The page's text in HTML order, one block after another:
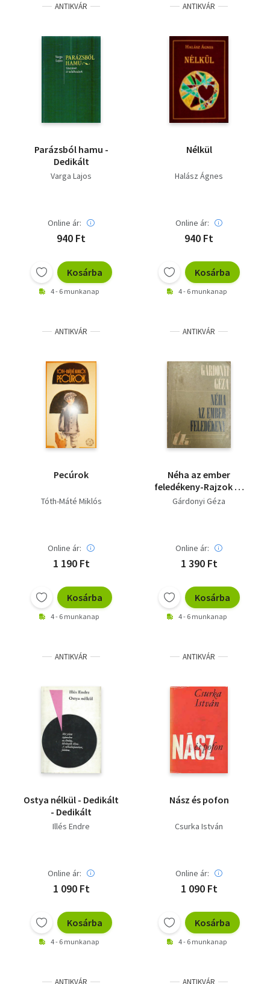
ANTIKVÁR
Parázsból hamu -
Dedikált
Varga Lajos
Online ár:
940 Ft
Kosárba
4 - 6 munkanap
ANTIKVÁR
Nélkül
Halász Ágnes
Online ár:
940 Ft
Kosárba
4 - 6 munkanap
ANTIKVÁR
Pecúrok
Tóth-Máté Miklós
Online ár:
1 190 Ft
Kosárba
4 - 6 munkanap
ANTIKVÁR
Néha az ember
feledékeny-Rajzok és
novellák
Gárdonyi Géza
Online ár:
1 390 Ft
Kosárba
4 - 6 munkanap
ANTIKVÁR
Ostya nélkül - Dedikált
- Dedikált
Illés Endre
Online ár:
1 090 Ft
Kosárba
4 - 6 munkanap
ANTIKVÁR
Nász és pofon
Csurka István
Online ár:
1 090 Ft
Kosárba
4 - 6 munkanap
ANTIKVÁR ANTIKVÁR